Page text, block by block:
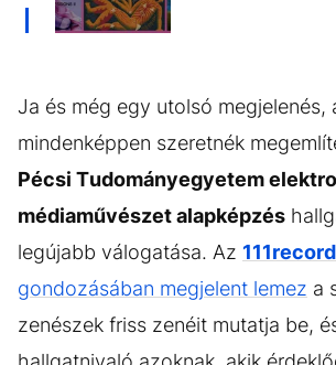
Ja és még egy utolsó megjelenés,
mindenképpen szeretnék
Pécsi Tudományegyetem
médiaművészet alapképzés
legújabb válogatása. Az
gondozásában megjelent lemez a
zenészek friss zenéit mutatja be,